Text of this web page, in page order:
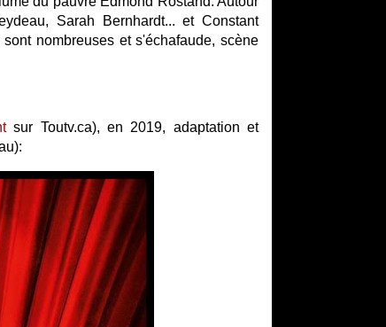
Sarah Bernhardt... et Constant
nombreuses et s'échafaude, scène
sur Toutv.ca), en 2019, adaptation et